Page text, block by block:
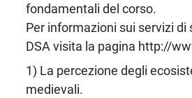
fondamentali del corso.
Per informazioni sui servizi
DSA visita la pagina http://
1) La percezione degli
medievali.